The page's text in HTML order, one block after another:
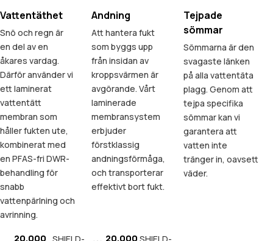
Vattentäthet
Snö och regn är
en del av en
åkares vardag.
Därför använder vi
ett laminerat
vattentätt
membran som
håller fukten ute,
kombinerat med
en PFAS-fri DWR-
behandling för
snabb
vattenpärlning och
avrinning.
20.000
Andning
Att hantera fukt
som byggs upp
från insidan av
kroppsvärmen är
avgörande. Vårt
laminerade
membransystem
erbjuder
förstklassig
andningsförmåga,
och transporterar
effektivt bort fukt.
20.000
Tejpade
sömmar
Sömmarna är den
svagaste länken
på alla vattentäta
plagg. Genom att
tejpa specifika
sömmar kan vi
garantera att
vatten inte
tränger in, oavsett
väder.